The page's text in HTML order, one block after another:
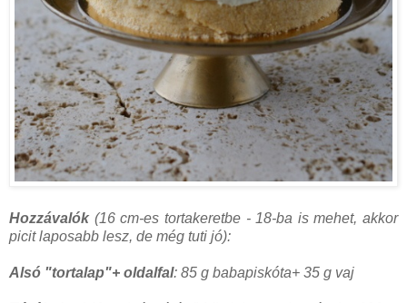
Hozzávalók (16 cm-es tortakeretbe - 18-ba is mehet, akkor
picit laposabb lesz, de még tuti jó):
Alsó "tortalap"+ oldalfal: 85 g babapiskóta+ 35 g vaj